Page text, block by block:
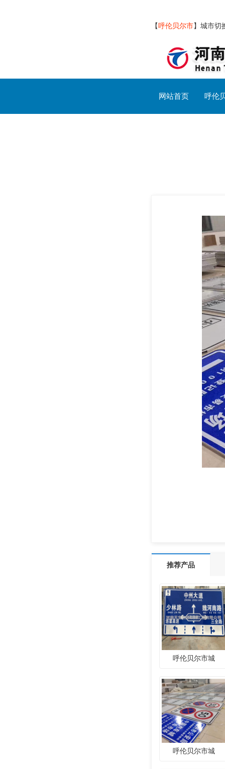
【呼伦贝尔市】 城市切
网站首页 呼伦
推荐产品
呼伦贝尔市城
呼伦贝尔市城